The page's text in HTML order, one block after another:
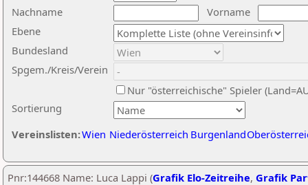
Nachname
Vorname
Ebene
Sortierung
Bundesland
Spgem./Kreis/Verein
Nur "österreichische" Spieler
Vereinslisten:Wien Niederösterreich Burgenland
Pnr:144668 Name: Luca Lappi (Grafik Elo-Zeitreihe, Grafik